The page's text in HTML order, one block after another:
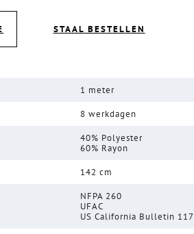
STAAL BESTELLEN
1 meter
8 werkdagen
40% Polyester
60% Rayon
142 cm
NFPA 260
UFAC
US California Bulletin 117